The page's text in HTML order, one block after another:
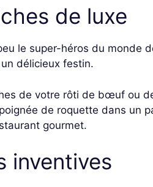
de luxe
le super-héros du monde
délicieux festin.
de votre rôti de bœuf ou
de roquette dans un
gourmet.
inventives